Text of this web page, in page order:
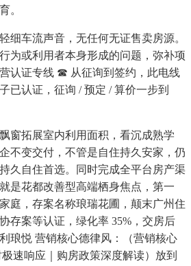
。
车流声音，无任何无证售卖房源。
为或利用者本身形成的问题，弥补项
认证专线 ☎ 从征询到签约，此电线
已认证，征询 / 预定 / 算价一步到
拓展室内利用面积，看沉成熟学
不变交付，不管是自住持久安家，仍
久自住首选。同时完成全平台房产渠
是花都改善型高端栖身焦点，第一
庭，存案名称琅瑞花圃，颠末广州住
存案等认证，绿化率 35%，交房后
琅悦 营销核心德律风：（营销核心
速响应｜购房政策深度解读）放到